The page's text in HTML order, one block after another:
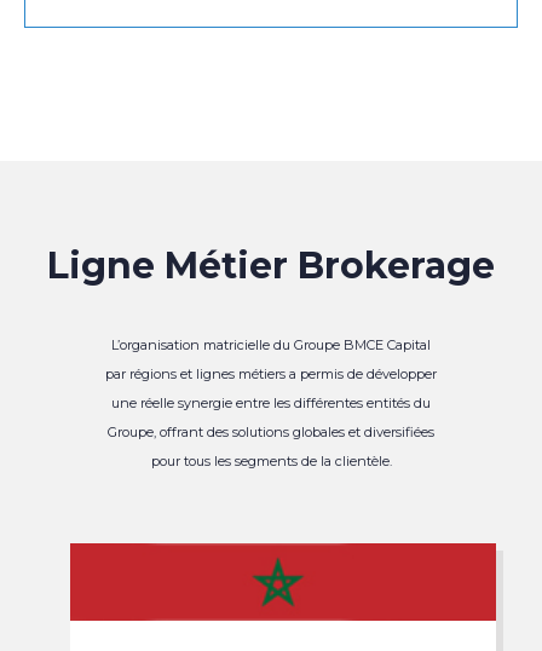
Ligne Métier Brokerage
L’organisation matricielle du Groupe BMCE Capital
par régions et lignes métiers a permis de développer
une réelle synergie entre les différentes entités du
Groupe, offrant des solutions globales et diversifiées
pour tous les segments de la clientèle.